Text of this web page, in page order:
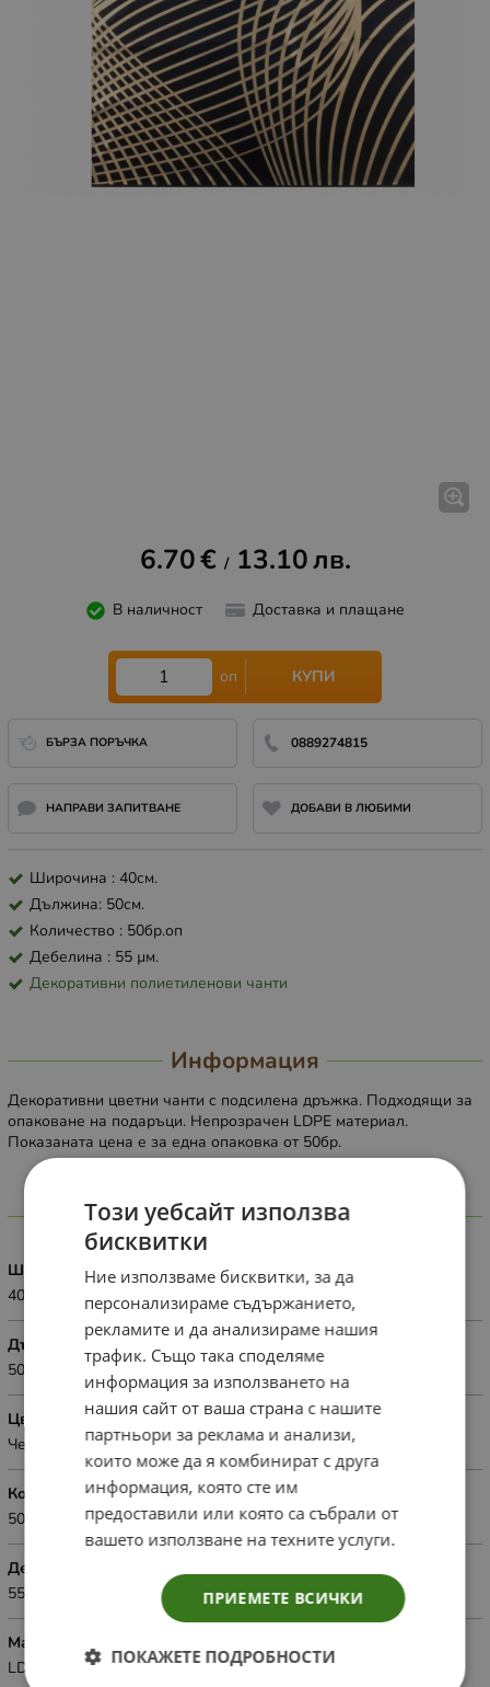
6.70€ / 13.10лв.
В наличност Доставка и плащане
оп КУПИ
БЪРЗА ПОРЪЧКА 0889274815
НАПРАВИ ЗАПИТВАНЕ ДОБАВИ В ЛЮБИМИ
Широчина : 40см.
Дължина: 50см.
Количество : 50бр.оп
Дебелина : 55 µм.
Декоративни полиетиленови чанти
Информация
Декоративни цветни чанти с подсилена дръжка. Подходящи за
опаковане на подаръци. Непрозрачен LDPE материал.
Показаната цена е за една опаковка от 50бр.
Характеристики
Широчина
40см.
Дължина
50см.
Цвят
Черен
Количество
50бр.оп
Дебелина
55 µм.
Материал
LDPE
Този уебсайт използва
бисквитки
Ние използваме бисквитки, за да
персонализираме съдържанието,
рекламите и да анализираме нашия
трафик. Също така споделяме
информация за използването на
нашия сайт от ваша страна с нашите
партньори за реклама и анализи,
които може да я комбинират с друга
информация, която сте им
предоставили или която са събрали от
вашето използване на техните услуги.
ПРИЕМЕТЕ ВСИЧКИ
ПОКАЖЕТЕ ПОДРОБНОСТИ